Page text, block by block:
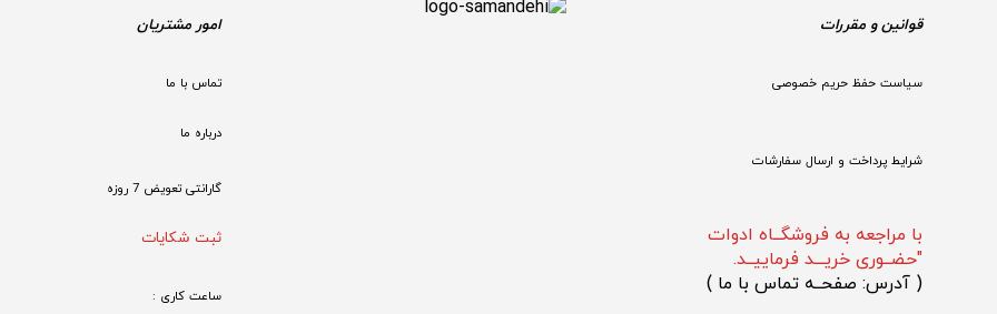
قوانین و مقررات
سیاست حفظ حریم خصوصی
شرایط پرداخت و ارسال سفارشات
با مراجعه به فروشگــاه ادوات
"حضــوری خریـــد فرماییــد.
( آدرس: صفحــه تماس با ما )
امور مشتریان
تماس با ما
درباره ما
گارانتی تعویض 7 روزه
ثبت شکایات
ساعت کاری :